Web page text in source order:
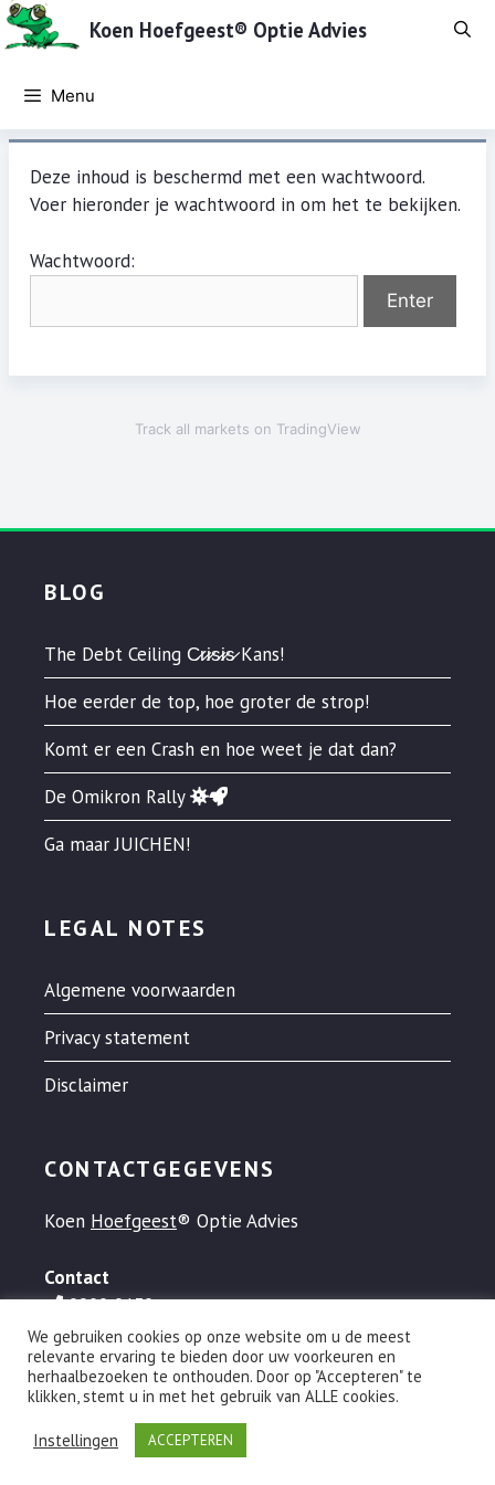
Ga
naar
inhoud
Koen Hoefgeest® Optie Advies
Menu
Deze inhoud is beschermd met een wachtwoord.
Voer hieronder je wachtwoord in om het te bekijken.
Wachtwoord:
Track all markets on TradingView
BLOG
The Debt Ceiling C̷r̷i̷s̷i̷s̷ Kans!
Hoe eerder de top, hoe groter de strop!
Komt er een Crash en hoe weet je dat dan?
De Omikron Rally
Ga maar JUICHEN!
LEGAL NOTES
Algemene voorwaarden
Privacy statement
Disclaimer
CONTACTGEGEVENS
Koen Hoefgeest® Optie Advies
Contact
0900 0130
info@hoefgeest.nl
© 1995-2026 Koen Hoefgeest® Optie Advies • "Rien ne va plus,
het geld is niet meer van U nu!®"
We gebruiken cookies op onze website om u de meest
relevante ervaring te bieden door uw voorkeuren en
herhaalbezoeken te onthouden. Door op "Accepteren" te
klikken, stemt u in met het gebruik van ALLE cookies.
Instellingen ACCEPTEREN